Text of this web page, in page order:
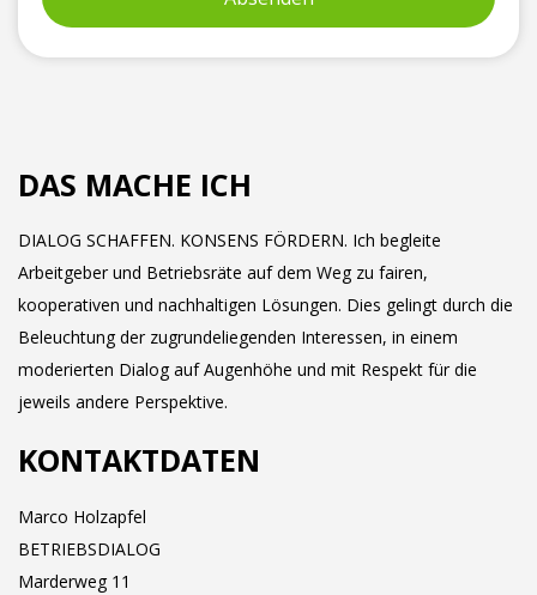
DAS MACHE ICH
DIALOG SCHAFFEN. KONSENS FÖRDERN. Ich begleite
Arbeitgeber und Betriebsräte auf dem Weg zu fairen,
kooperativen und nachhaltigen Lösungen. Dies gelingt durch die
Beleuchtung der zugrundeliegenden Interessen, in einem
moderierten Dialog auf Augenhöhe und mit Respekt für die
jeweils andere Perspektive.
KONTAKTDATEN
Marco Holzapfel
BETRIEBSDIALOG
Marderweg 11